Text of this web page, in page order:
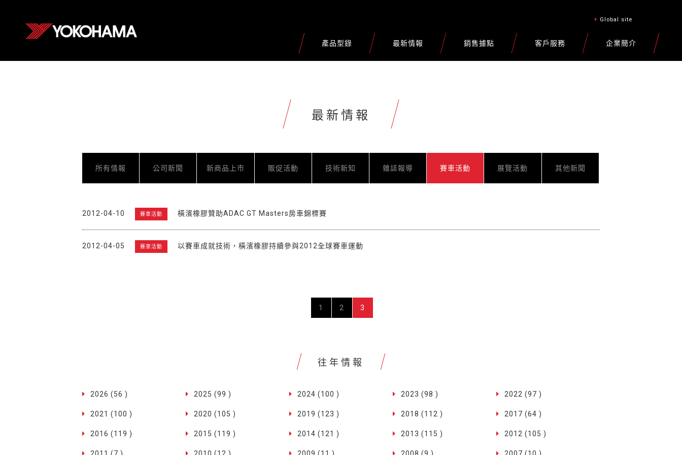
Global site
產品型錄 最新情報 銷售據點 客戶服務 企業簡介
最新情報
所有情報 公司新聞 新商品上市 販促活動 技術新知 雜誌報導 賽車活動 展覽活動 其他新聞
2012-04-10 賽車活動 橫濱橡膠贊助ADAC GT Masters房車錦標賽
2012-04-05 賽車活動 以賽車成就技術，橫濱橡膠持續參與2012全球賽車運動
1 2 3
往年情報
2026 (56 ) 2025 (99 ) 2024 (100 ) 2023 (98 ) 2022 (97 )
2021 (100 ) 2020 (105 ) 2019 (123 ) 2018 (112 ) 2017 (64 )
2016 (119 ) 2015 (119 ) 2014 (121 ) 2013 (115 ) 2012 (105 )